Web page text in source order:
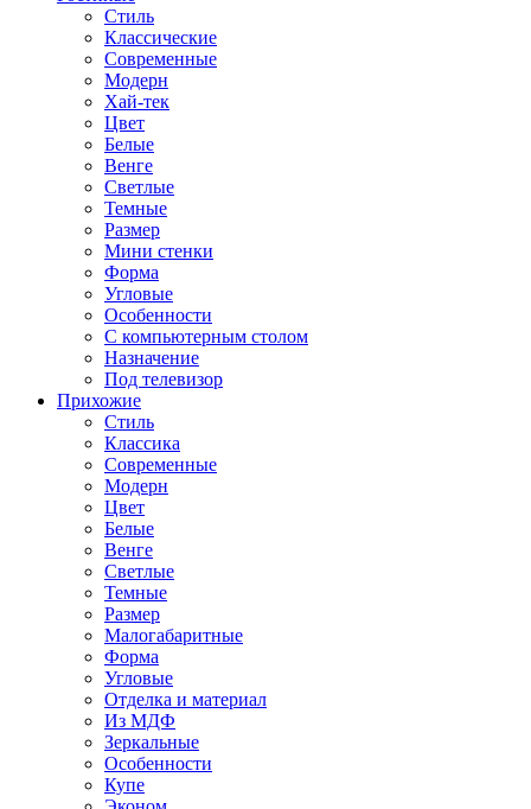
Стиль
Классические
Современные
Модерн
Хай-тек
Цвет
Белые
Венге
Светлые
Темные
Размер
Мини стенки
Форма
Угловые
Особенности
С компьютерным столом
Назначение
Под телевизор
Прихожие
Стиль
Классика
Современные
Модерн
Цвет
Белые
Венге
Светлые
Темные
Размер
Малогабаритные
Форма
Угловые
Отделка и материал
Из МДФ
Зеркальные
Особенности
Купе